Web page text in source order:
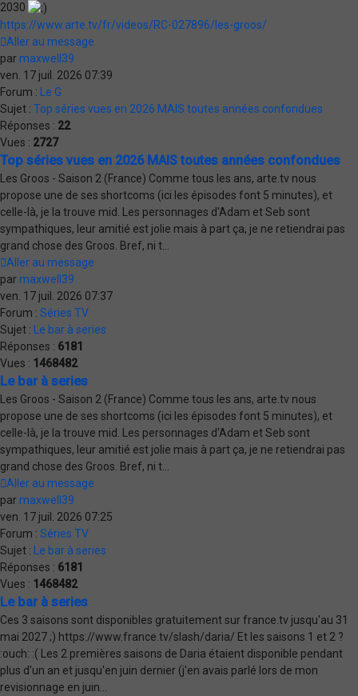
2030
https://www.arte.tv/fr/videos/RC-027896/les-groos/
Aller au message
par maxwell39
ven. 17 juil. 2026 07:39
Forum : Le G
Sujet : Top séries vues en 2026 MAIS toutes années confondues
Réponses : 22
Vues : 2727
Top séries vues en 2026 MAIS toutes années confondues
Les Groos - Saison 2 (France) Comme tous les ans, arte.tv nous
propose une de ses shortcoms (ici les épisodes font 5 minutes), et
celle-là, je la trouve mid. Les personnages d'Adam et Seb sont
sympathiques, leur amitié est jolie mais à part ça, je ne retiendrai pas
grand chose des Groos. Bref, ni t...
Aller au message
par maxwell39
ven. 17 juil. 2026 07:37
Forum : Séries TV
Sujet : Le bar à series
Réponses : 6181
Vues : 1468482
Le bar à series
Les Groos - Saison 2 (France) Comme tous les ans, arte.tv nous
propose une de ses shortcoms (ici les épisodes font 5 minutes), et
celle-là, je la trouve mid. Les personnages d'Adam et Seb sont
sympathiques, leur amitié est jolie mais à part ça, je ne retiendrai pas
grand chose des Groos. Bref, ni t...
Aller au message
par maxwell39
ven. 17 juil. 2026 07:25
Forum : Séries TV
Sujet : Le bar à series
Réponses : 6181
Vues : 1468482
Le bar à series
Ces 3 saisons sont disponibles gratuitement sur france.tv jusqu'au 31
mai 2027 ;) https://www.france.tv/slash/daria/ Et les saisons 1 et 2 ?
:ouch: :( Les 2 premières saisons de Daria étaient disponible pendant
plus d'un an et jusqu'en juin dernier (j'en avais parlé lors de mon
revisionnage en juin...